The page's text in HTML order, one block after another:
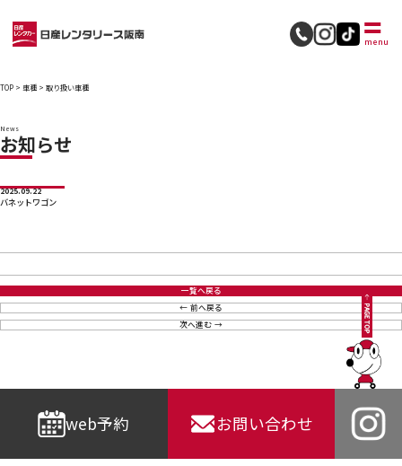
menu
採用情報
TOP > 車種 > 取り扱い車種
News
お知らせ
2025.09.22
バネットワゴン
前へ戻る
一覧へ戻る
次へ進む
web予約 お問い合わせ